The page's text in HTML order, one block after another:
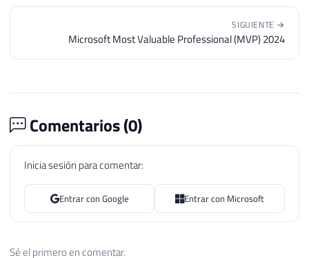
SIGUIENTE →
Microsoft Most Valuable Professional (MVP) 2024
Comentarios (0)
Inicia sesión para comentar:
Entrar con Google Entrar con Microsoft
Sé el primero en comentar.